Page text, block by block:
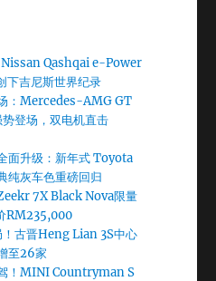
Qashqai e-Power
吉尼斯世界纪录
：Mercedes-AMG GT
登场，双电机直击
面升级：新年式 Toyota
纯灰车色重磅回归
7X Black Nova限量
RM235,000
古晋Heng Lian 3S中心
至26家
！MINI Countryman S